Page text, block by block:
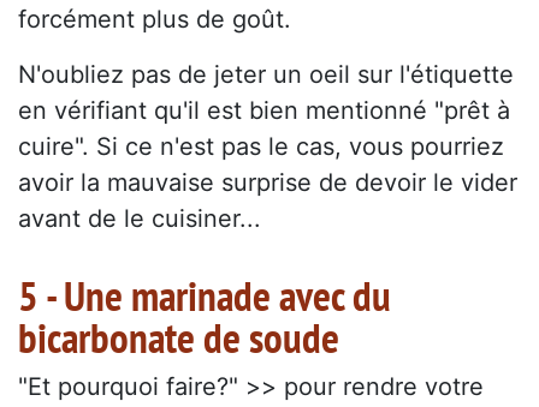
forcément plus de goût.
N'oubliez pas de jeter un oeil sur l'étiquette
en vérifiant qu'il est bien mentionné "prêt à
cuire". Si ce n'est pas le cas, vous pourriez
avoir la mauvaise surprise de devoir le vider
avant de le cuisiner...
5 - Une marinade avec du
bicarbonate de soude
"Et pourquoi faire?" >> pour rendre votre